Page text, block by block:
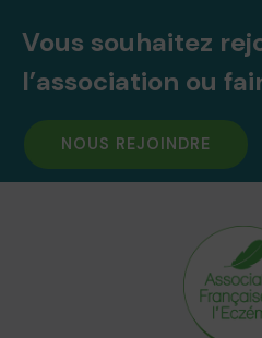
Vous souhaitez
l’association ou
NOUS REJOINDRE